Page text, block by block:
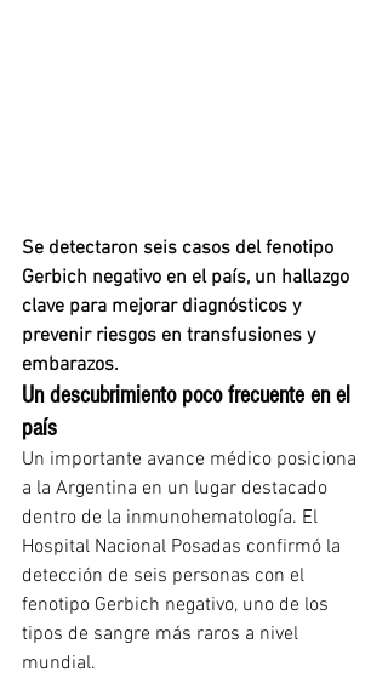
Se detectaron seis casos del fenotipo
Gerbich negativo en el país, un hallazgo
clave para mejorar diagnósticos y
prevenir riesgos en transfusiones y
embarazos.
Un descubrimiento poco frecuente en el
país
Un importante avance médico posiciona
a la Argentina en un lugar destacado
dentro de la inmunohematología. El
Hospital Nacional Posadas confirmó la
detección de seis personas con el
fenotipo Gerbich negativo, uno de los
tipos de sangre más raros a nivel
mundial.